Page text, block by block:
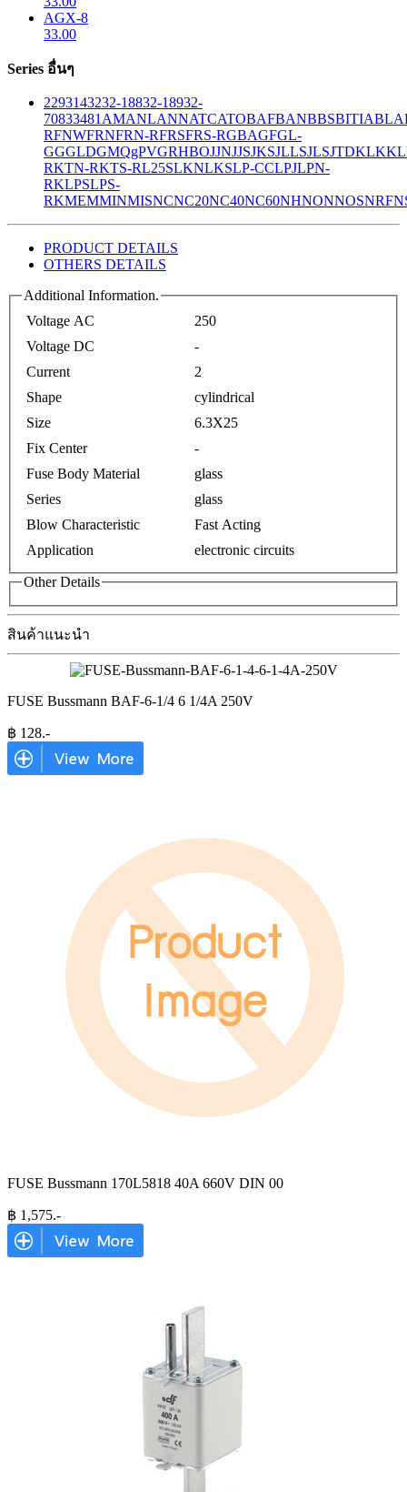
AGX-8
33.00
Series อื่นๆ
2293143232-18832-18932-
70833481 AMANLANNATCATOBAFBANBBSBITIABLA
RFNWFRNFRN-RFRSFRS-RGBAGFGL-
GGGLDGMQgPVGRHBOJJNJJSJKSJLLSJLSJTDKLK
RKTN-RKTS-RL25SLKNLKSLP-CCLPJLPN-
RKLPSLPS-
RKMEMMINMISNCNC20NC40NC60NHNONNOSNRF
PRODUCT DETAILS
OTHERS DETAILS
Additional Information.
Voltage AC
250
Voltage DC
-
Current
2
Shape
cylindrical
Size
6.3X25
Fix Center
-
Fuse Body Material
glass
Series
glass
Blow Characteristic
Fast Acting
Application
electronic circuits
Other Details
สินค้าแนะนำ
FUSE Bussmann BAF-6-1/4 6 1/4A 250V
฿ 128.-
FUSE Bussmann 170L5818 40A 660V DIN 00
฿ 1,575.-